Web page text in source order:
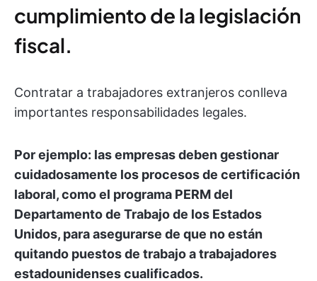
cumplimiento de la legislación
fiscal.
Contratar a trabajadores extranjeros conlleva
importantes responsabilidades legales.
Por ejemplo: las empresas deben gestionar
cuidadosamente los procesos de certificación
laboral, como el programa PERM del
Departamento de Trabajo de los Estados
Unidos, para asegurarse de que no están
quitando puestos de trabajo a trabajadores
estadounidenses cualificados.